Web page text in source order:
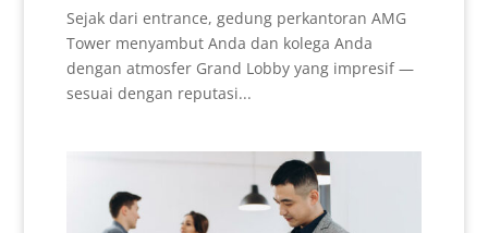
Sejak dari entrance, gedung perkantoran AMG
Tower menyambut Anda dan kolega Anda
dengan atmosfer Grand Lobby yang impresif —
sesuai dengan reputasi...